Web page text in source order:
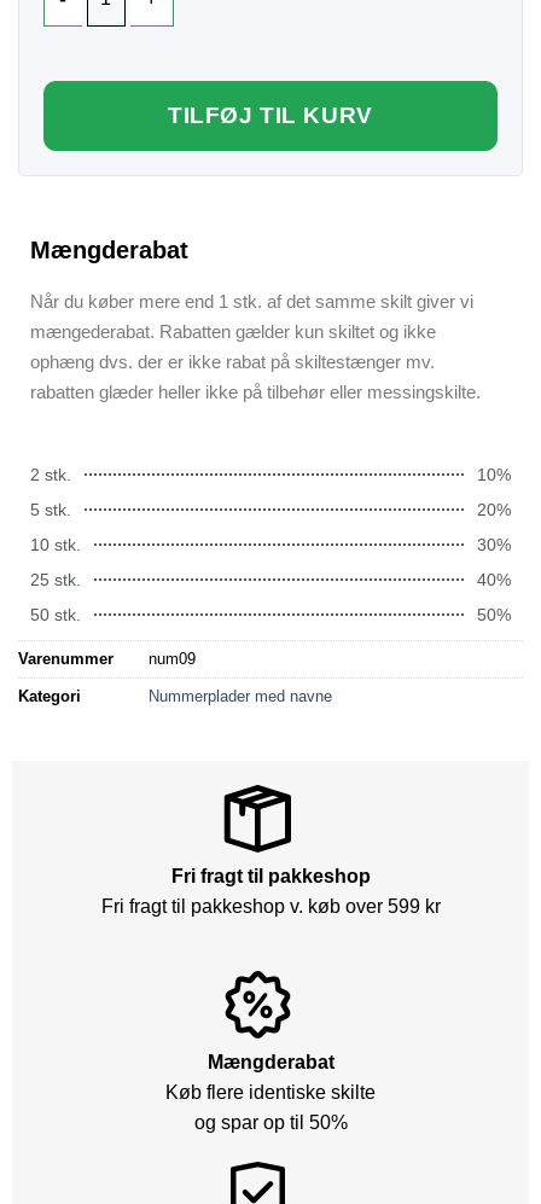
TILFØJ TIL KURV
Mængderabat
Når du køber mere end 1 stk. af det samme skilt giver vi
mængederabat. Rabatten gælder kun skiltet og ikke
ophæng dvs. der er ikke rabat på skiltestænger mv.
rabatten glæder heller ikke på tilbehør eller messingskilte.
2 stk.
10%
5 stk.
20%
10 stk.
30%
25 stk.
40%
50 stk.
50%
Varenummer num09
Kategori Nummerplader med navne
Fri fragt til pakkeshop
Fri fragt til pakkeshop v. køb over 599 kr
Mængderabat
Køb flere identiske skilte
og spar op til 50%